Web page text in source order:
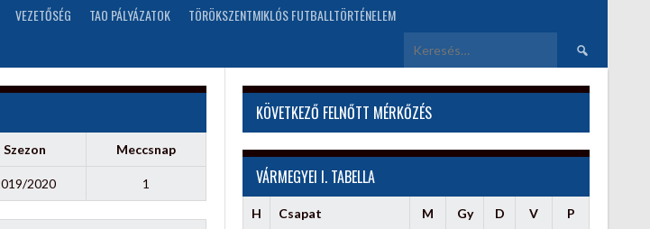
VEZETŐSÉG TAO PÁLYÁZATOK TÖRÖKSZENTMIKLÓS FUTBALLTÖRTÉNELEM
Keresés:
Szezon Meccsnap
2020 1
KÖVETKEZŐ FELNŐTT MÉRKŐZÉS
VÁRMEGYEI I. TABELLA
H Csapat M Gy D V P